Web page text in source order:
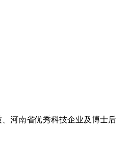
河南省优秀科技企业及博士后